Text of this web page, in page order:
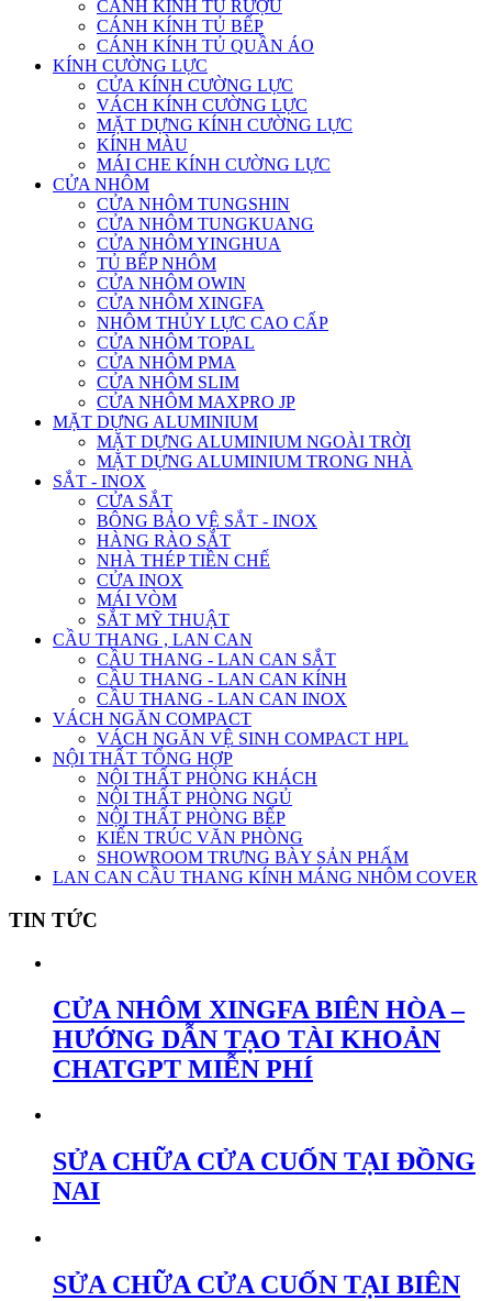
CÁNH KÍNH TỦ RƯỢU
CÁNH KÍNH TỦ BẾP
CÁNH KÍNH TỦ QUẦN ÁO
KÍNH CƯỜNG LỰC
CỬA KÍNH CƯỜNG LỰC
VÁCH KÍNH CƯỜNG LỰC
MẶT DỰNG KÍNH CƯỜNG LỰC
KÍNH MÀU
MÁI CHE KÍNH CƯỜNG LỰC
CỬA NHÔM
CỬA NHÔM TUNGSHIN
CỬA NHÔM TUNGKUANG
CỬA NHÔM YINGHUA
TỦ BẾP NHÔM
CỬA NHÔM OWIN
CỬA NHÔM XINGFA
NHÔM THỦY LỰC CAO CẤP
CỬA NHÔM TOPAL
CỬA NHÔM PMA
CỬA NHÔM SLIM
CỬA NHÔM MAXPRO JP
MẶT DỰNG ALUMINIUM
MẶT DỰNG ALUMINIUM NGOÀI TRỜI
MẶT DỰNG ALUMINIUM TRONG NHÀ
SẮT - INOX
CỬA SẮT
BÔNG BẢO VỆ SẮT - INOX
HÀNG RÀO SẮT
NHÀ THÉP TIỀN CHẾ
CỬA INOX
MÁI VÒM
SẮT MỸ THUẬT
CẦU THANG , LAN CAN
CẦU THANG - LAN CAN SẮT
CẦU THANG - LAN CAN KÍNH
CẦU THANG - LAN CAN INOX
VÁCH NGĂN COMPACT
VÁCH NGĂN VỆ SINH COMPACT HPL
NỘI THẤT TỔNG HỢP
NỘI THẤT PHÒNG KHÁCH
NỘI THẤT PHÒNG NGỦ
NỘI THẤT PHÒNG BẾP
KIẾN TRÚC VĂN PHÒNG
SHOWROOM TRƯNG BÀY SẢN PHẨM
LAN CAN CẦU THANG KÍNH MÁNG NHÔM COVER
TIN TỨC
CỬA NHÔM XINGFA BIÊN HÒA –
HƯỚNG DẪN TẠO TÀI KHOẢN
CHATGPT MIỄN PHÍ
SỬA CHỮA CỬA CUỐN TẠI ĐỒNG
NAI
SỬA CHỮA CỬA CUỐN TẠI BIÊN